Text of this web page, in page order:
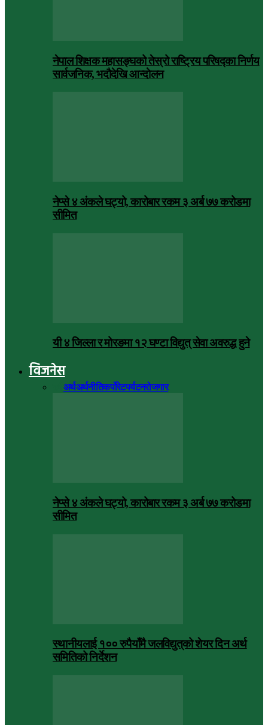
नेपाल शिक्षक महासङ्घको तेस्रो राष्ट्रिय परिषद्का निर्णय
सार्वजनिक, भदाैदेखि आन्दाेलन
नेप्से ४ अंकले घट्यो, कारोबार रकम ३ अर्ब ७७ करोडमा
सीमित
यी ४ जिल्ला र मोरङमा १२ घण्टा विद्युत् सेवा अवरुद्ध हुने
विजनेस
अर्थअर्थनीतिकर्पोरेटपर्यटनरोजगार
नेप्से ४ अंकले घट्यो, कारोबार रकम ३ अर्ब ७७ करोडमा
सीमित
स्थानीयलाई १०० रुपैयाँमै जलविद्युत्‌को शेयर दिन अर्थ
समितिको निर्देशन